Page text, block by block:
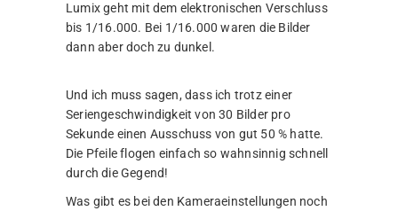
Lumix geht mit dem elektronischen Verschluss
bis 1/16.000. Bei 1/16.000 waren die Bilder
dann aber doch zu dunkel.
Und ich muss sagen, dass ich trotz einer
Seriengeschwindigkeit von 30 Bilder pro
Sekunde einen Ausschuss von gut 50 % hatte.
Die Pfeile flogen einfach so wahnsinnig schnell
durch die Gegend!
Was gibt es bei den Kameraeinstellungen noch